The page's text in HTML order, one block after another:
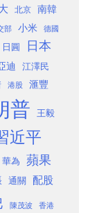
北京
南韓
部 小米 德國
日圓 日本
迪 江澤民
港股 滙豐
普 王毅
近平
華為 蘋果
通關 配股
陳茂波 香港